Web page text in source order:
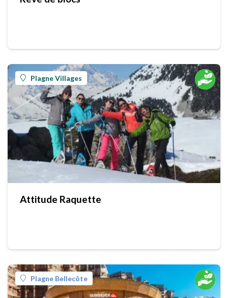
Plagne Villages
Attitude Raquette
Plagne Bellecôte